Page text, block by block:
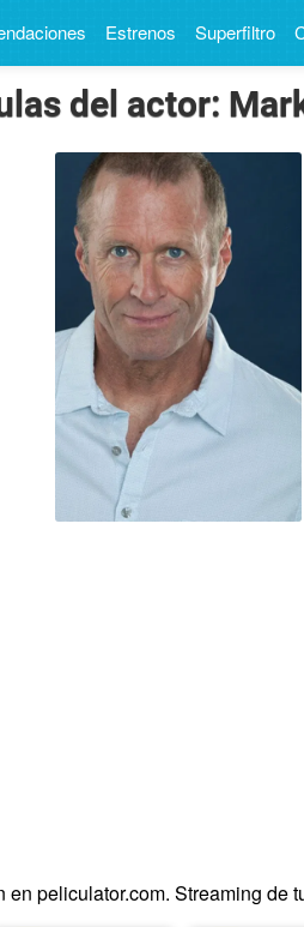
Estrenos Superfiltro
del actor:
peliculator.com. Streaming de